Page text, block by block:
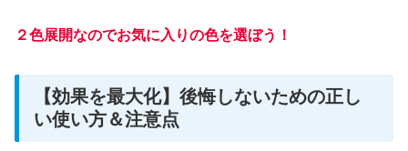
２色展開なのでお気に入りの色を選ぼう！
【効果を最大化】後悔しないための正し
い使い方＆注意点